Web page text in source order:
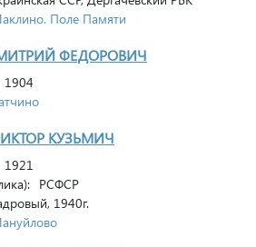
Поле Памяти
ФЕДОРОВИЧ
1904
КУЗЬМИЧ
1921
РСФСР
1940г.